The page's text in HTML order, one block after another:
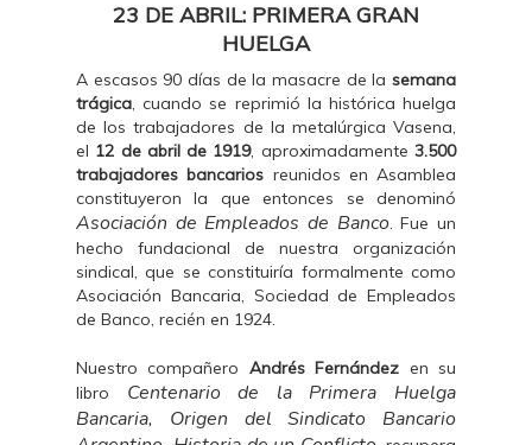
23 DE ABRIL: PRIMERA GRAN
HUELGA
A escasos 90 días de la masacre de la semana
trágica, cuando se reprimió la histórica huelga
de los trabajadores de la metalúrgica Vasena,
el 12 de abril de 1919, aproximadamente3.500
trabajadores bancarios reunidos en Asamblea
constituyeron la que entonces se denominó
Asociación de Empleados de Banco. Fue un
hecho fundacional de nuestra organización
sindical, que se constituiría formalmente como
Asociación Bancaria, Sociedad de Empleados
de Banco, recién en 1924.
Nuestro compañero Andrés Fernández en su
libro Centenario de la Primera Huelga
Bancaria, Origen del Sindicato Bancario